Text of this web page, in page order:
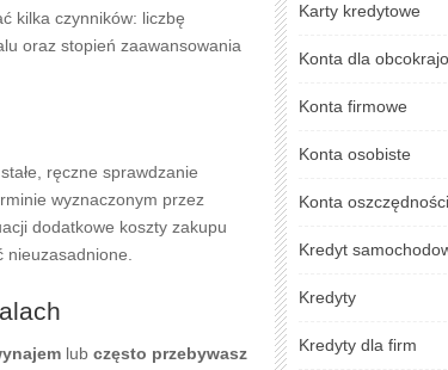
kilka czynników: liczbę
oraz stopień zaawansowania
ręczne sprawdzanie
wyznaczonym przez
dodatkowe koszty zakupu
lub często przebywasz
Karty kredytowe
Konta dla
Konta firmowe
Konta osobiste
Konta
Kredyt
Kredyty
Kredyty dla firm